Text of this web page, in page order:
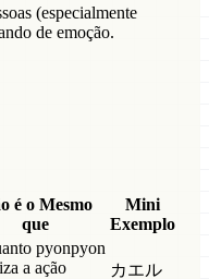
(especialmente
de emoção.
é o Mesmo
que
Mini
Exemplo
pyonpyon
a ação
カエル